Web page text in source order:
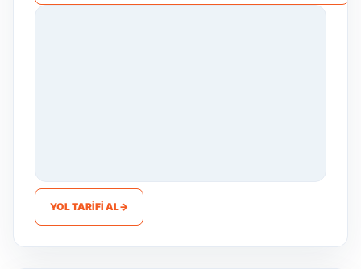
YOL TARIFI AL→